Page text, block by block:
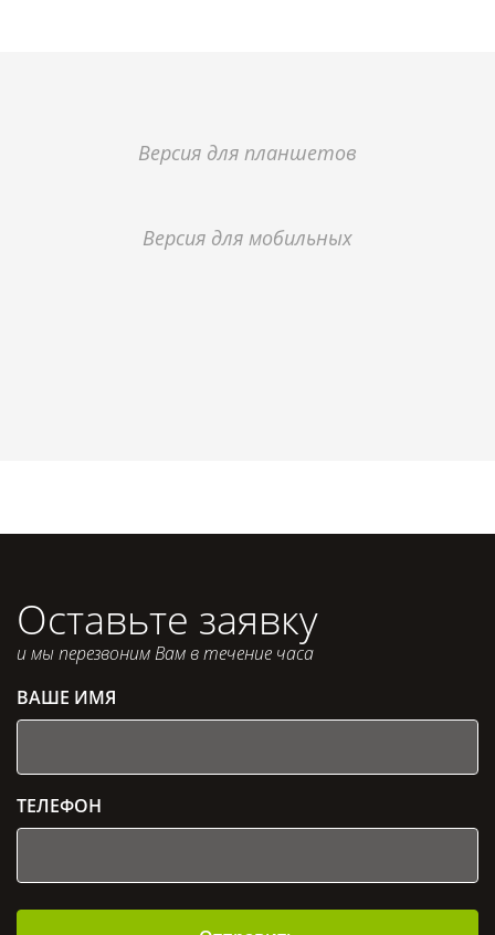
Версия для планшетов
Версия для мобильных
Оставьте заявку
и мы перезвоним Вам в течение часа
ВАШЕ ИМЯ
ТЕЛЕФОН